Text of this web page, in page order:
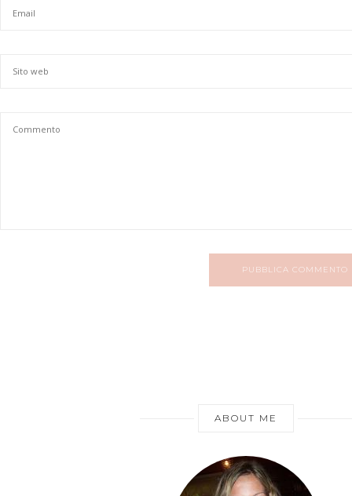
PUBBLICA COMMENTO
ABOUT ME